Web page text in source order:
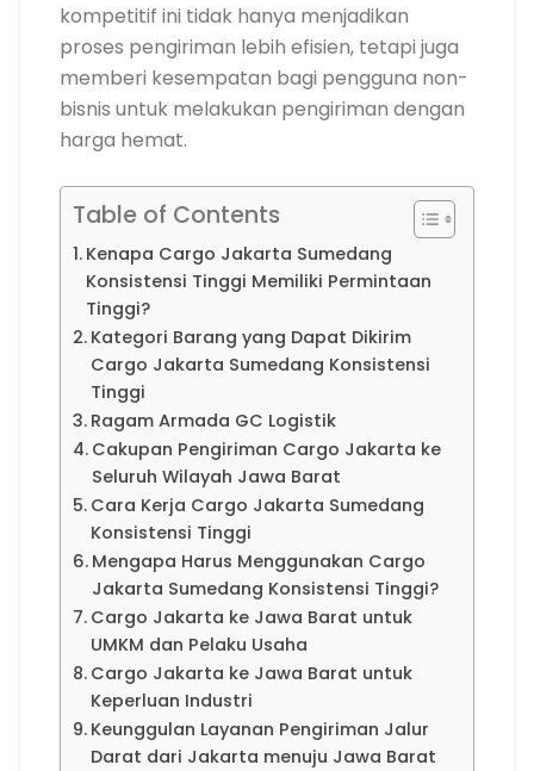
kompetitif ini tidak hanya menjadikan
proses pengiriman lebih efisien, tetapi juga
memberi kesempatan bagi pengguna non-
bisnis untuk melakukan pengiriman dengan
harga hemat.
Table of Contents
Kenapa Cargo Jakarta Sumedang
Konsistensi Tinggi Memiliki Permintaan
Tinggi?
Kategori Barang yang Dapat Dikirim
Cargo Jakarta Sumedang Konsistensi
Tinggi
Ragam Armada GC Logistik
Cakupan Pengiriman Cargo Jakarta ke
Seluruh Wilayah Jawa Barat
Cara Kerja Cargo Jakarta Sumedang
Konsistensi Tinggi
Mengapa Harus Menggunakan Cargo
Jakarta Sumedang Konsistensi Tinggi?
Cargo Jakarta ke Jawa Barat untuk
UMKM dan Pelaku Usaha
Cargo Jakarta ke Jawa Barat untuk
Keperluan Industri
Keunggulan Layanan Pengiriman Jalur
Darat dari Jakarta menuju Jawa Barat